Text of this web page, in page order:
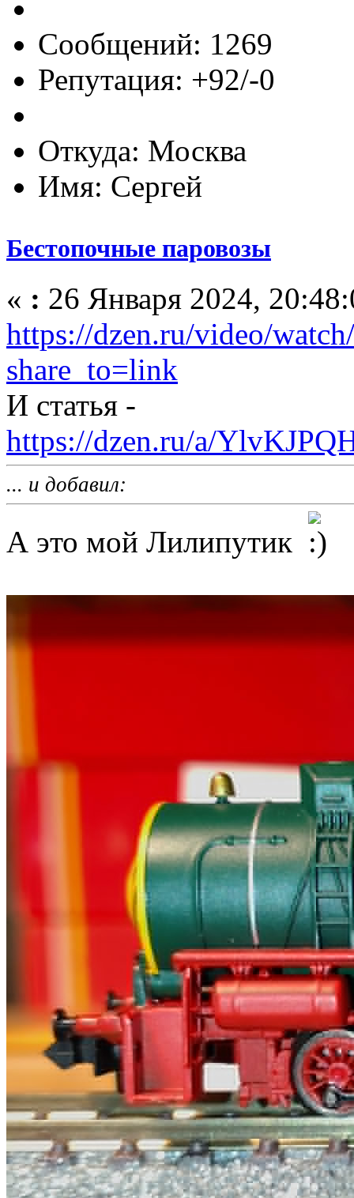
Сообщений: 1269
Репутация: +92/-0
Откуда: Москва
Имя: Сергей
Бестопочные паровозы
« : 26 Января 2024,
https://dzen.ru/video/
share_to=link
И статья -
https://dzen.ru/a/
... и добавил:
А это мой Лилипутик